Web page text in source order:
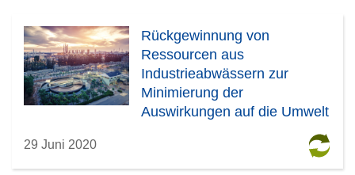
Rückgewinnung von
Ressourcen aus
Industrieabwässern zur
Minimierung der
Auswirkungen auf die Umwelt
29 Juni 2020